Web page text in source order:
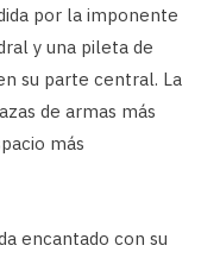
por la imponente
y una pileta de
su parte central. La
de armas más
más
encantado con su